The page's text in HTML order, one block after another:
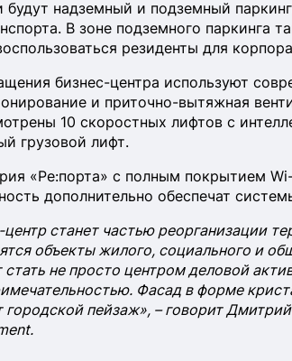
будут надземный и подземный
В зоне подземного паркинга
резиденты для
бизнес-центра используют
и приточно-вытяжная
10 скоростных лифтов с
грузовой лифт.
«Ре:порта» с полным покрытием
дополнительно обеспечат
центр станет частью реорганизации
объекты жилого, социального и
не просто центром деловой
Фасад в форме
городской пейзаж», – говорит